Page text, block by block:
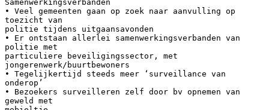
Samenwerkingsverbanden
• Veel gemeenten gaan op zoek naar aanvulling op
toezicht van
politie tijdens uitgaansavonden
• Er ontstaan allerlei samenwerkingsverbanden van
politie met
particuliere beveiligingssector, met
jongerenwerk/buurtbewoners
• Tegelijkertijd steeds meer ‘surveillance van
onderop’
• Bezoekers surveilleren zelf door bv opnemen van
geweld met